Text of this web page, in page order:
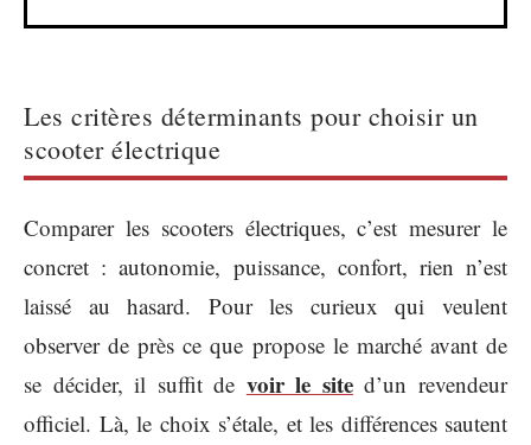
Les critères déterminants pour choisir un
scooter électrique
Comparer les scooters électriques, c’est mesurer le
concret : autonomie, puissance, confort, rien n’est
laissé au hasard. Pour les curieux qui veulent
observer de près ce que propose le marché avant de
se décider, il suffit de voir le sited’un revendeur
officiel. Là, le choix s’étale, et les différences sautent